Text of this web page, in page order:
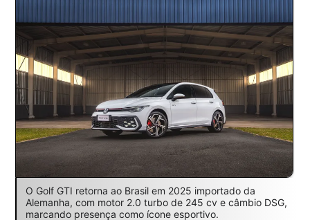
O Golf GTI retorna ao Brasil em 2025 importado da
Alemanha, com motor 2.0 turbo de 245 cv e câmbio DSG,
marcando presença como ícone esportivo.